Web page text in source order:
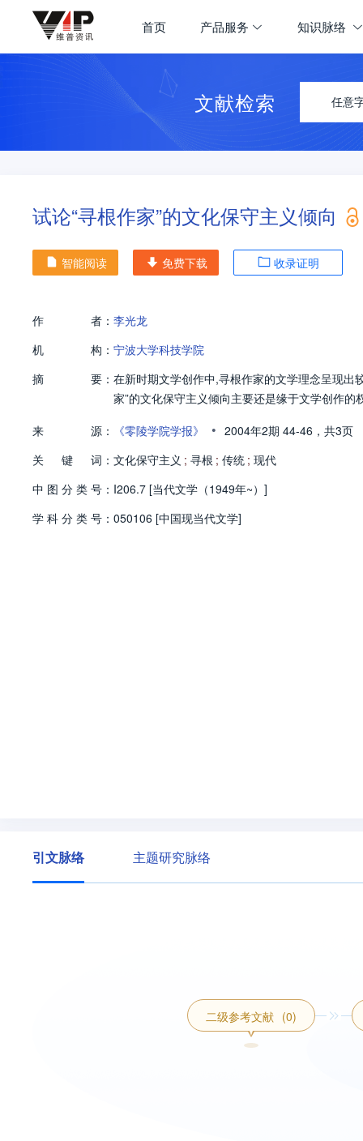
首页 产品服务 知识脉络
文献检索 任意
试论“寻根作家”的文化保守主义倾向
智能阅读 免费下载 收录证明
作 者： 李光龙
机
构： 宁波大学科技学院
摘
要： 在新时期文学创作中,寻根作家的文学理念呈现出
家”的文化保守主义倾向主要还是缘于文学创作
来
源： 《零陵学院学报》 • 2004年2期 44-46， 共3页
关
键 词： 文化保守主义 ; 寻根 ; 传统 ; 现代
中 图 分 类 号： I206.7 [当代文学（1949年~）]
学 科 分 类 号： 050106 [中国现当代文学]
引文脉络 主题研究脉络
二级参考文献 (0)